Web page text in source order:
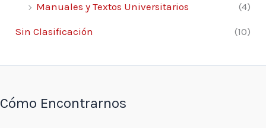
Manuales y Textos Universitarios
(4)
Sin Clasificación (10)
Cómo Encontrarnos